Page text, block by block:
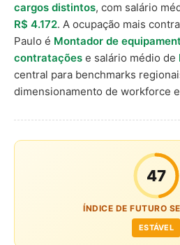
cargos distintos, com salário
R$ 4.172. A ocupação mais
Paulo é Montador de
contratações e salário médio de
central para benchmarks
dimensionamento de workforce
47
ÍNDICE DE FUTURO
ESTÁVEL